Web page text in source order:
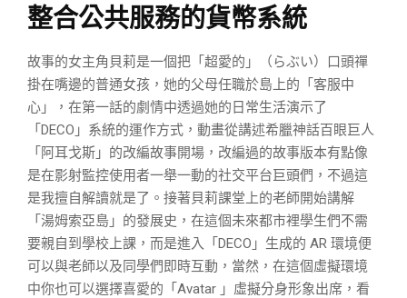
整合公共服務的貨幣系統
故事的女主角貝莉是一個把「超愛的」（らぶい）口頭禪
掛在嘴邊的普通女孩，她的父母任職於島上的「客服中
心」，在第一話的劇情中透過她的日常生活演示了
「DECO」系統的運作方式，動畫從講述希臘神話百眼巨人
「阿耳戈斯」的改編故事開場，改編過的故事版本有點像
是在影射監控使用者一舉一動的社交平台巨頭們，不過這
是我擅自解讀就是了。接著貝莉課堂上的老師開始講解
「湯姆索亞島」的發展史，在這個未來都市裡學生們不需
要親自到學校上課，而是進入「DECO」生成的 AR 環境便
可以與老師以及同學們即時互動，當然，在這個虛擬環境
中你也可以選擇喜愛的「Avatar 」虛擬分身形象出席，看